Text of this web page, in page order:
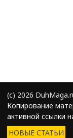
(с) 2026
Копирование
активной ссылки
НОВЫЕ СТАТЬИ